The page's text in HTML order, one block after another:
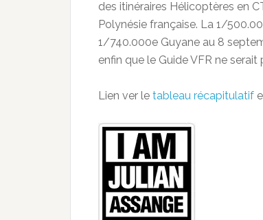
des itinéraires Hélicoptères en
Polynésie française. La 1/
1/740.000e Guyane au 8
enfin que le Guide VFR ne
Lien ver le tableau récapitulatif